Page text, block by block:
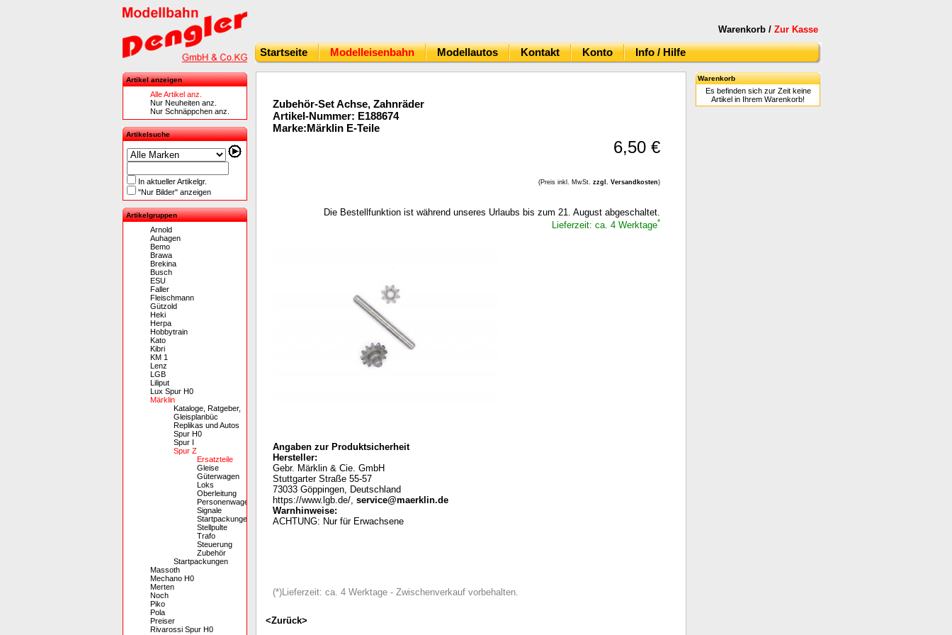
Warenkorb / Zur Kasse
Startseite Modelleisenbahn Modellautos Kontakt Konto Info / Hilfe
Artikel anzeigen
Alle Artikel anz.
Nur Neuheiten anz.
Nur Schnäppchen anz.
Artikelsuche
In aktueller Artikelgr.
"Nur Bilder" anzeigen
Artikelgruppen
Arnold
Auhagen
Bemo
Brawa
Brekina
Busch
ESU
Faller
Fleischmann
Gützold
Heki
Herpa
Hobbytrain
Kato
Kibri
KM 1
Lenz
LGB
Liliput
Lux Spur H0
Märklin
Kataloge, Ratgeber,
Gleisplanbüc
Replikas und Autos
Spur H0
Spur I
Spur Z
Ersatzteile
Gleise
Güterwagen
Loks
Oberleitung
Personenwagen
Signale
Startpackungen
Stellpulte
Trafo
Steuerung
Zubehör
Startpackungen
Massoth
Mechano H0
Merten
Noch
Piko
Pola
Preiser
Rivarossi Spur H0
Zubehör-Set Achse, Zahnräder
Artikel-Nummer: E188674
Marke:Märklin E-Teile
6,50 €
(Preis inkl. MwSt. zzgl. Versandkosten)
Die Bestellfunktion ist während unseres Urlaubs bis zum 21. August abgeschaltet.
Lieferzeit: ca. 4 Werktage*
Angaben zur Produktsicherheit
Hersteller:
Gebr. Märklin & Cie. GmbH
Stuttgarter Straße 55-57
73033 Göppingen, Deutschland
https://www.lgb.de/, service@maerklin.de
Warnhinweise:
ACHTUNG: Nur für Erwachsene
(*)Lieferzeit: ca. 4 Werktage - Zwischenverkauf vorbehalten.
<Zurück>
Warenkorb
Es befinden sich zur Zeit keine
Artikel in Ihrem Warenkorb!